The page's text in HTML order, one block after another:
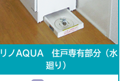
リノAQUA 住戸専有部分（水
廻り）